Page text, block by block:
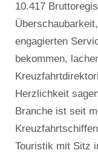
10.417
engagierten
bekommen,
Herzlichkeit
Branche ist seit
Touristik mit Sitz